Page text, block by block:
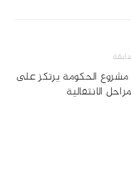
مشروع الحكومة يرتكز على
الانتقالية